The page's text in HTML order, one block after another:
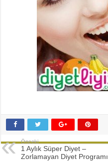
Önceki
1 Aylık Süper Diyet –
Zorlamayan Diyet Programı